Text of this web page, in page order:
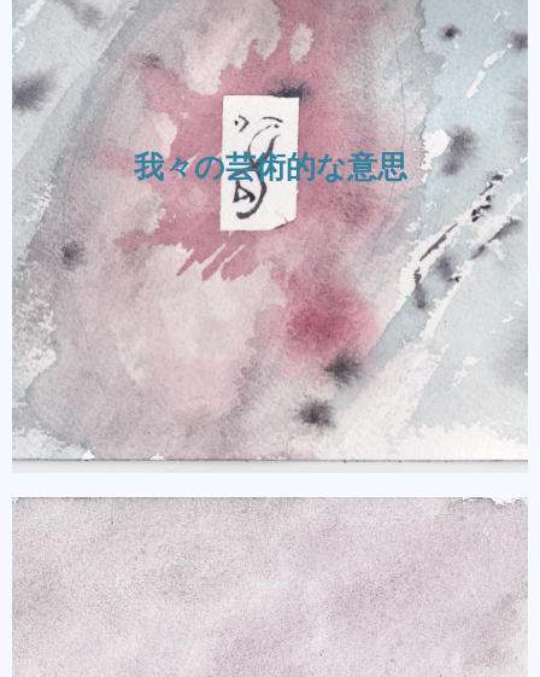
我々の芸術的な意思
ポエティックな世界へ
皆様がよくご存じの世界をお見せするより、
我々がこの世界に反響を呼ぶ、想像的な世界を
作ります。 そうすることで、日常的な世界か
ら離れた、客観的な視点を持つことが可能にな
るかもしれません。 例え観客に別の世界をお
届けできないとしても、お楽しみ頂けるように
努めています。
新しい創作と日本の雰囲気
新しい創作・及び日本的要素現代戯曲、創作戯